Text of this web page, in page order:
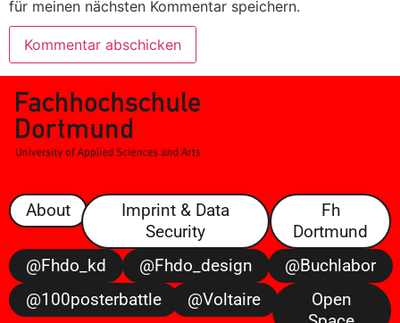
für meinen nächsten Kommentar speichern.
About
Imprint & Data
Security
Fh
Dortmund
@fhdo_kd
@fhdo_design
@buchlabor
@100posterbattle
@voltaire
Open